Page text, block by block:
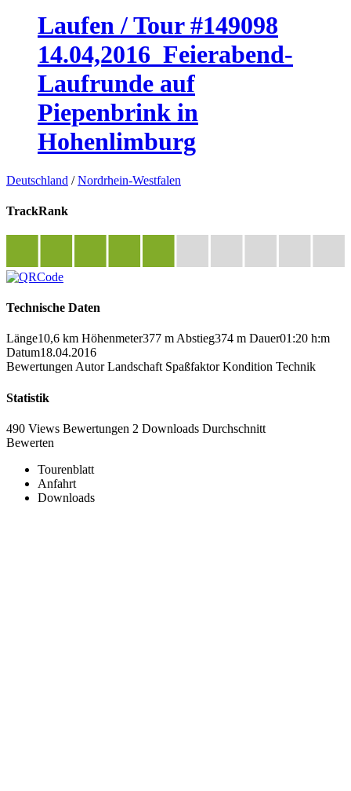
Laufen / Tour #149098
14.04,2016_Feierabend-
Laufrunde auf
Piepenbrink in
Hohenlimburg
Deutschland /Nordrhein-Westfalen
TrackRank
Technische Daten
Länge10,6 km Höhenmeter377 m Abstieg374 m Dauer01:20 h:m
Datum18.04.2016
Bewertungen Autor Landschaft Spaßfaktor Kondition Technik
Statistik
490 Views Bewertungen 2 Downloads Durchschnitt
Bewerten
Tourenblatt
Anfahrt
Downloads